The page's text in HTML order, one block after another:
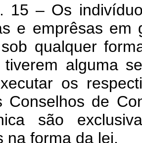
15 – Os
e emprêsas
qualquer
alguma
os
Conselhos de
são
na forma da lei.